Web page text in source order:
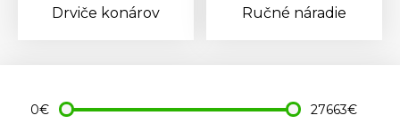
Drviče konárov Ručné náradie
0€ 27663€